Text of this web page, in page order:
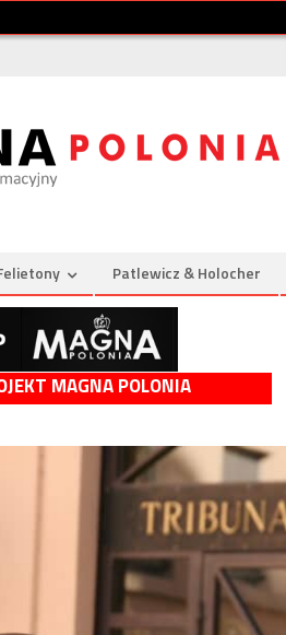
Patlewicz & Holocher
MAGNA POLONIA